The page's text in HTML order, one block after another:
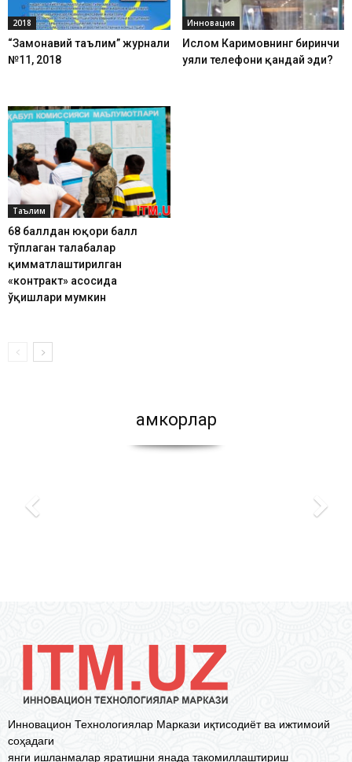
2018
“Замонавий таълим” журнали
№11, 2018
Инновация
Ислом Каримовнинг биринчи
уяли телефони қандай эди?
Таълим
68 баллдан юқори балл
тўплаган талабалар
қимматлаштирилган
«контракт» асосида
ўқишлари мумкин
Ҳамкорлар
Инновацион Технологиялар Маркази иқтисодиёт ва ижтимоий
соҳадаги
янги ишланмалар яратишни янада такомиллаштириш